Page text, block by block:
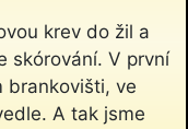
krev do žil a
skórování. V první
brankovišti, ve
A tak jsme